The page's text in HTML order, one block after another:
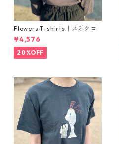
Flowers T-shirts｜スミクロ
¥4,576
20%OFF